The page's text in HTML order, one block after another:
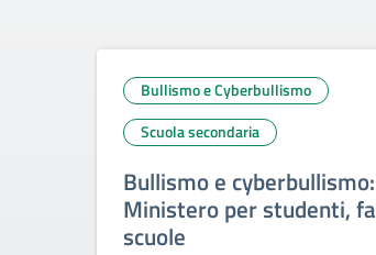
Bullismo e Cyberbullismo
Scuola secondaria
Bullismo e
Ministero per studenti,
scuole